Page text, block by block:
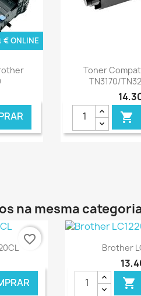
€ ONLINE

Toner
TN3170/

na mesma
favorite_border 
Brother
